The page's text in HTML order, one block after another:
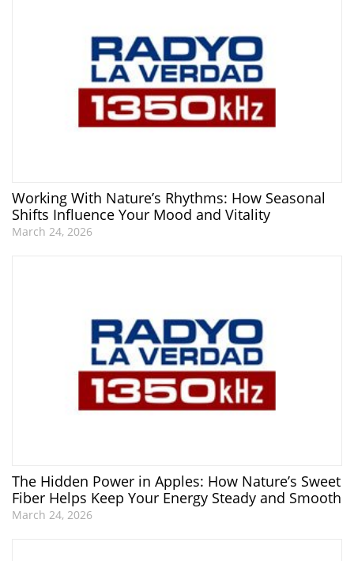
Working With Nature’s Rhythms: How Seasonal
Shifts Influence Your Mood and Vitality
March 24, 2026
The Hidden Power in Apples: How Nature’s Sweet
Fiber Helps Keep Your Energy Steady and Smooth
March 24, 2026